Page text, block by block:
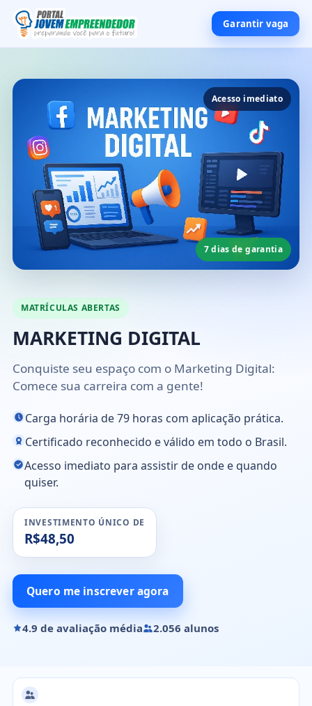
Garantir vaga
MATRÍCULAS ABERTAS
MARKETING DIGITAL
Conquiste seu espaço com o Marketing Digital:
Comece sua carreira com a gente!
Carga horária de 79 horas com aplicação prática.
Certificado reconhecido e válido em todo o Brasil.
Acesso imediato para assistir de onde e quando
quiser.
INVESTIMENTO ÚNICO DE
R$48,50
Quero me inscrever agora
4.9 de avaliação média 2.056 alunos
Acesso imediato
7 dias de garantia